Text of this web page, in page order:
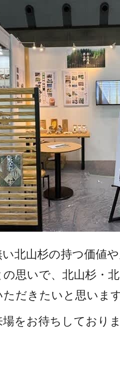
北山杉の持つ価値
思いで、北山杉・
ただきたいと思いま
をお待ちしており